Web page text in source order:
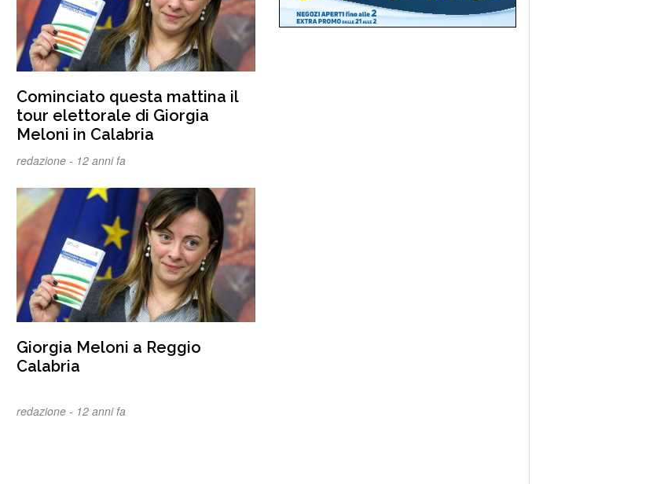
Cominciato questa mattina il
tour elettorale di Giorgia
Meloni in Calabria
redazione - 12 anni fa
Giorgia Meloni a Reggio
Calabria
redazione - 12 anni fa